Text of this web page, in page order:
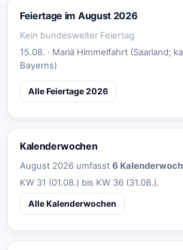
Feiertage im August 2026
Kein bundesweiter Feiertag
15.08. · Mariä Himmelfahrt (Saarland;
Bayerns)
Alle Feiertage 2026
Kalenderwochen
August 2026 umfasst 6
KW 31 (01.08.) bis KW 36 (31.08.).
Alle Kalenderwochen